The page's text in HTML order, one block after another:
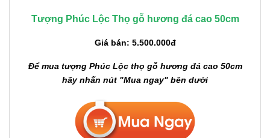
Tượng Phúc Lộc Thọ gỗ hương đá cao 50cm
Giá bán: 5.500.000đ
Để mua tượng Phúc Lộc thọ gỗ hương đá cao 50cm
hãy nhấn nút "Mua ngay" bên dưới